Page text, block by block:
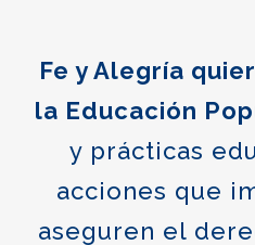
Fe y Alegría
la Educación
y prácticas
acciones que
aseguren el